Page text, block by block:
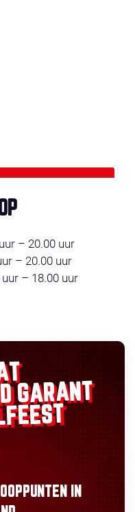
afhalen alléén
– 20.00 uur
– 20.00 uur
– 18.00 uur
GARANT
IN